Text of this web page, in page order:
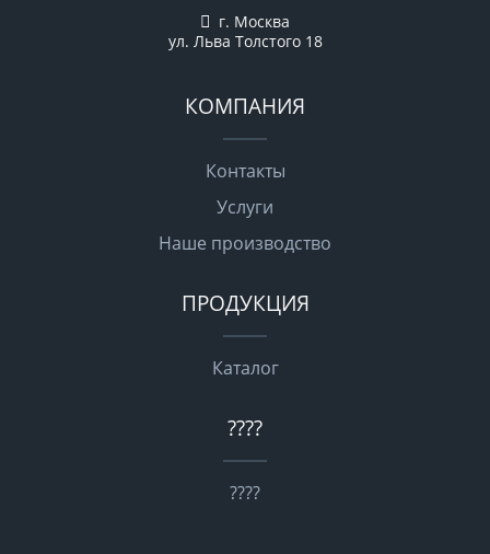
г. Москва
ул. Льва Толстого 18
КОМПАНИЯ
Контакты
Услуги
Наше производство
ПРОДУКЦИЯ
Каталог
????
????